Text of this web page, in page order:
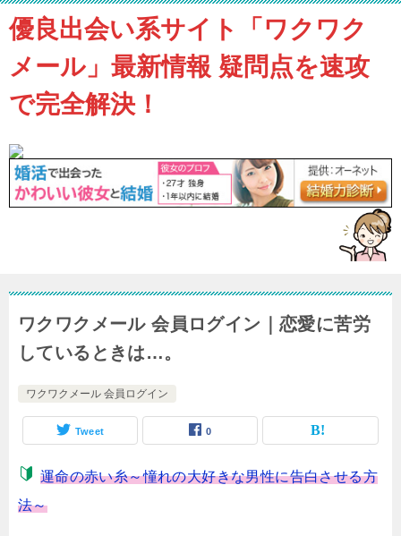
優良出会い系サイト「ワクワク
メール」最新情報 疑問点を速攻
で完全解決！
ワクワクメール 会員ログイン｜恋愛に苦労
しているときは…。
ワクワクメール 会員ログイン
Tweet 0
運命の赤い糸～憧れの大好きな男性に告白させる方
法～